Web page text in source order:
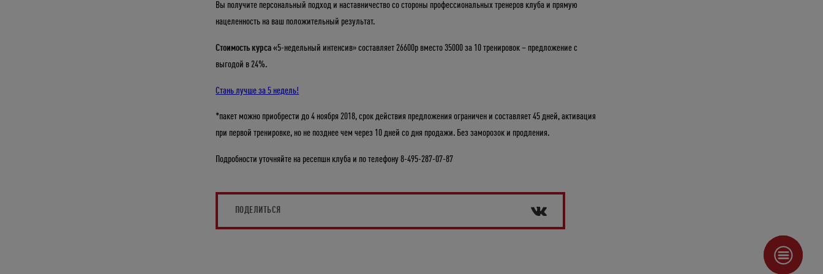
Вы получите персональный подход и наставничество со стороны профессиональных тренеров клуба и прямую
нацеленность на ваш положительный результат.
Стоимость курса «5-недельный интенсив» составляет 26600р вместо 35000 за 10 тренировок – предложение с
выгодой в 24%.
Стань лучше за 5 недель!
*пакет можно приобрести до 4 ноября 2018, срок действия предложения ограничен и составляет 45 дней, активация
при первой тренировке, но не позднее чем через 10 дней со дня продажи. Без заморозок и продления.
Подробности уточняйте на ресепшн клуба и по телефону 8-495-287-07-87
ПОДЕЛИТЬСЯ